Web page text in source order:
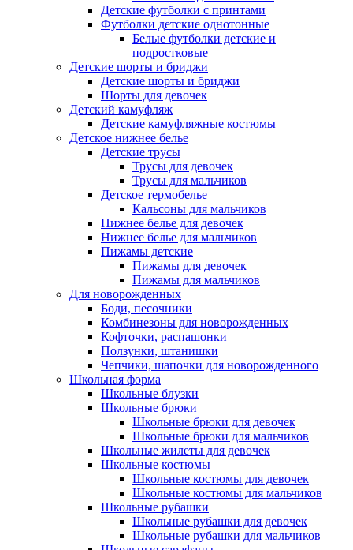
Детские футболки с принтами
Футболки детские однотонные
Белые футболки детские и
подростковые
Детские шорты и бриджи
Детские шорты и бриджи
Шорты для девочек
Детский камуфляж
Детские камуфляжные костюмы
Детское нижнее белье
Детские трусы
Трусы для девочек
Трусы для мальчиков
Детское термобелье
Кальсоны для мальчиков
Нижнее белье для девочек
Нижнее белье для мальчиков
Пижамы детские
Пижамы для девочек
Пижамы для мальчиков
Для новорожденных
Боди, песочники
Комбинезоны для новорожденных
Кофточки, распашонки
Ползунки, штанишки
Чепчики, шапочки для новорожденного
Школьная форма
Школьные блузки
Школьные брюки
Школьные брюки для девочек
Школьные брюки для мальчиков
Школьные жилеты для девочек
Школьные костюмы
Школьные костюмы для девочек
Школьные костюмы для мальчиков
Школьные рубашки
Школьные рубашки для девочек
Школьные рубашки для мальчиков